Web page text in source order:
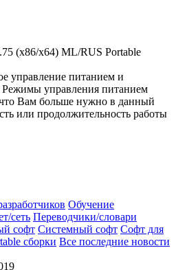
управление питанием и
Режимы управления питанием
Вам больше нужно в данный
или продолжительность работы
Обучение
сеть Переводчики/словари
софт Системный софт Софт для
сборки Все последние новости